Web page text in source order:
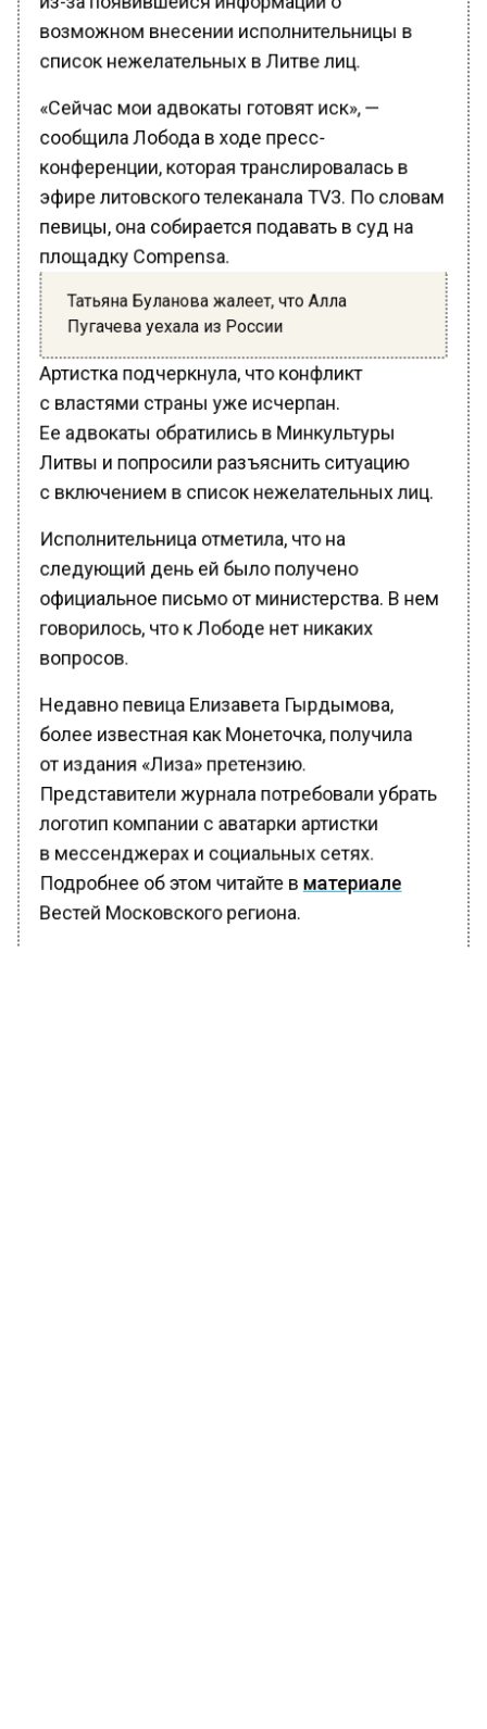
возможном внесении исполнительницы в
список нежелательных в Литве лиц.
«Сейчас мои адвокаты готовят иск», —
сообщила Лобода в ходе пресс-
конференции, которая транслировалась в
эфире литовского телеканала TV3. По словам
певицы, она собирается подавать в суд на
площадку Compensa.
Татьяна Буланова жалеет, что Алла
Пугачева уехала из России
Артистка подчеркнула, что конфликт
с властями страны уже исчерпан.
Ее адвокаты обратились в Минкультуры
Литвы и попросили разъяснить ситуацию
с включением в список нежелательных лиц.
Исполнительница отметила, что на
следующий день ей было получено
официальное письмо от министерства. В нем
говорилось, что к Лободе нет никаких
вопросов.
Недавно певица Елизавета Гырдымова,
более известная как Монеточка, получила
от издания «Лиза» претензию.
Представители журнала потребовали убрать
логотип компании с аватарки артистки
в мессенджерах и социальных сетях.
Подробнее об этом читайте вматериале
Вестей Московского региона.